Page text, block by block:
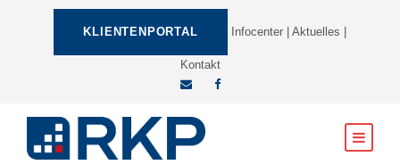
KLIENTENPORTAL Infocenter| Aktuelles
Kontakt